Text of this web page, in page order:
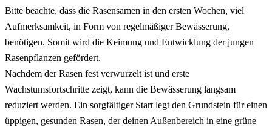
Bitte beachte, dass die Rasensamen in den ersten Wochen, viel
Aufmerksamkeit, in Form von regelmäßiger Bewässerung,
benötigen. Somit wird die Keimung und Entwicklung der jungen
Rasenpflanzen gefördert.
Nachdem der Rasen fest verwurzelt ist und erste
Wachstumsfortschritte zeigt, kann die Bewässerung langsam
reduziert werden. Ein sorgfältiger Start legt den Grundstein für einen
üppigen, gesunden Rasen, der deinen Außenbereich in eine grüne